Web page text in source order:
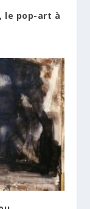
le pop-art à